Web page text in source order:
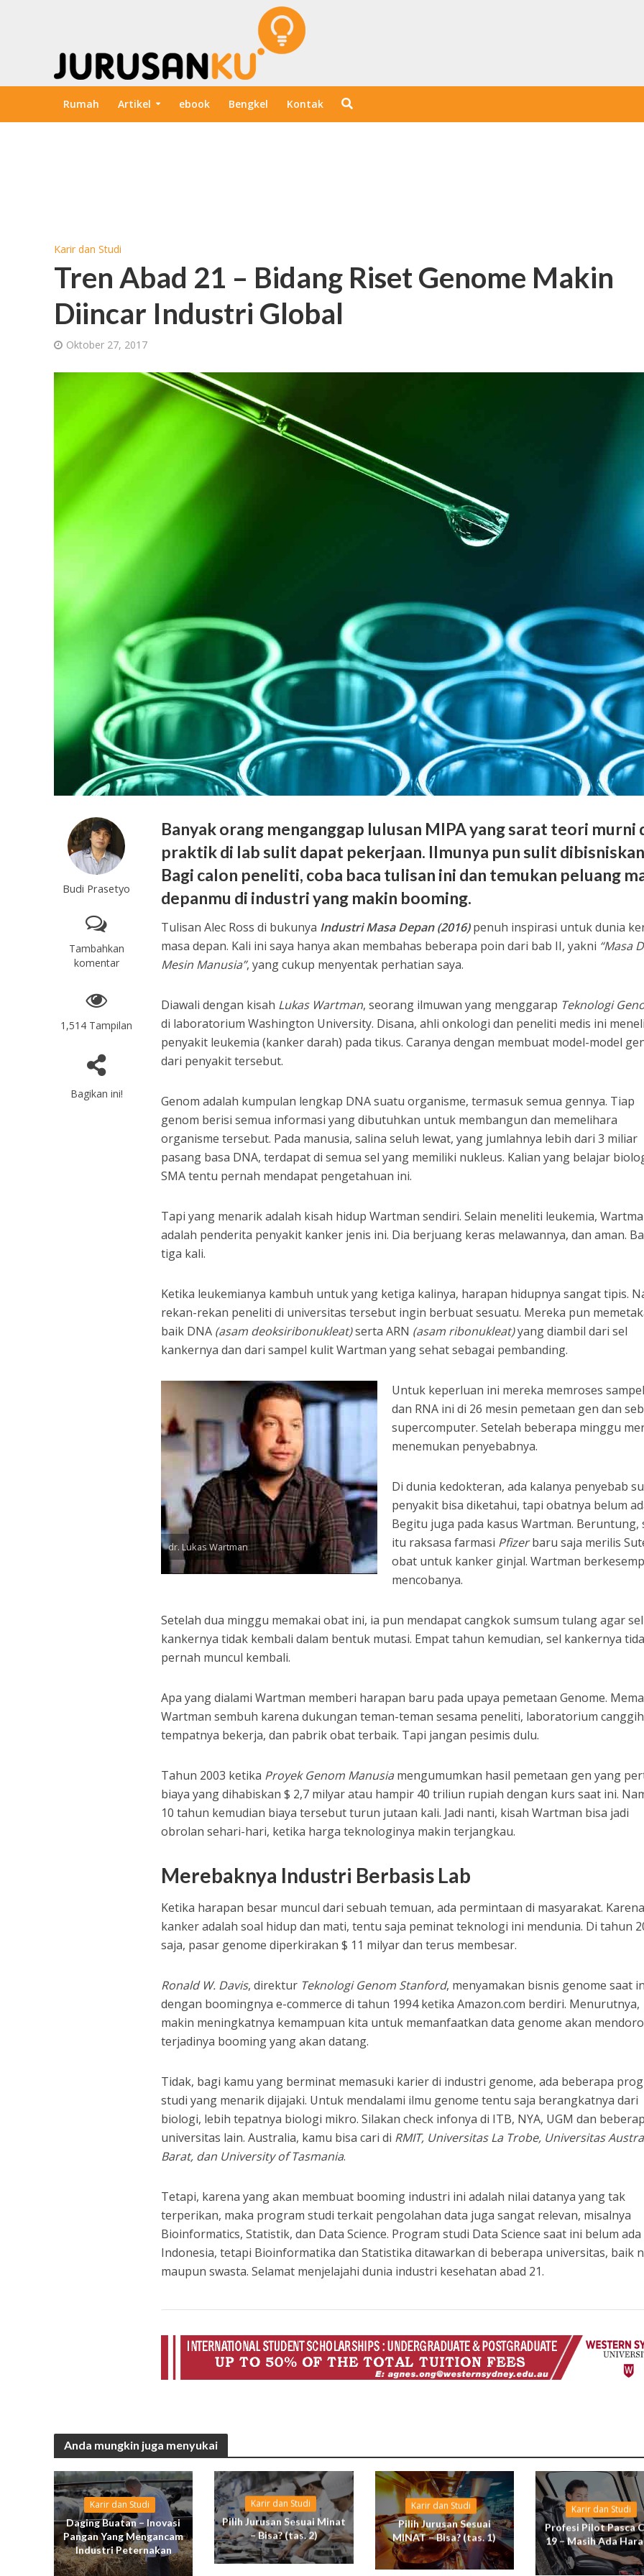
Rumah Artikel ebook Bengkel Kontak
Karir dan Studi
Tren Abad 21 – Bidang Riset Genome Makin
Diincar Industri Global
Oktober 27, 2017
Budi Prasetyo
Tambahkan
komentar
1,514 Tampilan
Bagikan ini!
Banyak orang menganggap lulusan MIPA yang sarat teori murni
praktik di lab sulit dapat pekerjaan. Ilmunya pun sulit
Bagi calon peneliti, coba baca tulisan ini dan temukan peluang
depanmu di industri yang makin booming.
Tulisan Alec Ross di bukunya Industri Masa Depan (2016)penuh inspirasi untuk dunia
masa depan. Kali ini saya hanya akan membahas beberapa poin dari bab II, yakni “Masa
Mesin Manusia”, yang cukup menyentak perhatian saya.
Diawali dengan kisah Lukas Wartman, seorang ilmuwan yang menggarap Teknologi
di laboratorium Washington University. Disana, ahli onkologi dan peneliti medis ini
penyakit leukemia (kanker darah) pada tikus. Caranya dengan membuat model-model
dari penyakit tersebut.
Genom adalah kumpulan lengkap DNA suatu organisme, termasuk semua gennya. Tiap
genom berisi semua informasi yang dibutuhkan untuk membangun dan memelihara
organisme tersebut. Pada manusia, salina seluh lewat, yang jumlahnya lebih dari 3 miliar
pasang basa DNA, terdapat di semua sel yang memiliki nukleus. Kalian yang belajar
SMA tentu pernah mendapat pengetahuan ini.
Tapi yang menarik adalah kisah hidup Wartman sendiri. Selain meneliti leukemia,
adalah penderita penyakit kanker jenis ini. Dia berjuang keras melawannya, dan aman.
tiga kali.
Ketika leukemianya kambuh untuk yang ketiga kalinya, harapan hidupnya sangat tipis.
rekan-rekan peneliti di universitas tersebut ingin berbuat sesuatu. Mereka pun
baik DNA (asam deoksiribonukleat)serta ARN (asam ribonukleat)yang diambil dari sel
kankernya dan dari sampel kulit Wartman yang sehat sebagai pembanding.
dr. Lukas Wartman
Untuk keperluan ini mereka memroses
dan RNA ini di 26 mesin pemetaan gen dan
supercomputer. Setelah beberapa minggu
menemukan penyebabnya.
Di dunia kedokteran, ada kalanya penyebab
penyakit bisa diketahui, tapi obatnya belum
Begitu juga pada kasus Wartman. Beruntung,
itu raksasa farmasi Pfizerbaru saja merilis
obat untuk kanker ginjal. Wartman
mencobanya.
Setelah dua minggu memakai obat ini, ia pun mendapat cangkok sumsum tulang agar sel
kankernya tidak kembali dalam bentuk mutasi. Empat tahun kemudian, sel kankernya
pernah muncul kembali.
Apa yang dialami Wartman memberi harapan baru pada upaya pemetaan Genome.
Wartman sembuh karena dukungan teman-teman sesama peneliti, laboratorium canggih
tempatnya bekerja, dan pabrik obat terbaik. Tapi jangan pesimis dulu.
Tahun 2003 ketika Proyek Genom Manusiamengumumkan hasil pemetaan gen yang
biaya yang dihabiskan $ 2,7 milyar atau hampir 40 triliun rupiah dengan kurs saat ini.
10 tahun kemudian biaya tersebut turun jutaan kali. Jadi nanti, kisah Wartman bisa jadi
obrolan sehari-hari, ketika harga teknologinya makin terjangkau.
Merebaknya Industri Berbasis Lab
Ketika harapan besar muncul dari sebuah temuan, ada permintaan di masyarakat. Karena
kanker adalah soal hidup dan mati, tentu saja peminat teknologi ini mendunia. Di tahun
saja, pasar genome diperkirakan $ 11 milyar dan terus membesar.
Ronald W. Davis, direktur Teknologi Genom Stanford, menyamakan bisnis genome saat
dengan boomingnya e-commerce di tahun 1994 ketika Amazon.com berdiri. Menurutnya,
makin meningkatnya kemampuan kita untuk memanfaatkan data genome akan
terjadinya booming yang akan datang.
Tidak, bagi kamu yang berminat memasuki karier di industri genome, ada beberapa
studi yang menarik dijajaki. Untuk mendalami ilmu genome tentu saja berangkatnya dari
biologi, lebih tepatnya biologi mikro. Silakan check infonya di ITB, NYA, UGM dan
universitas lain. Australia, kamu bisa cari di RMIT, Universitas La Trobe, Universitas
Barat, dan University of Tasmania.
Tetapi, karena yang akan membuat booming industri ini adalah nilai datanya yang tak
terperikan, maka program studi terkait pengolahan data juga sangat relevan, misalnya
Bioinformatics, Statistik, dan Data Science. Program studi Data Science saat ini belum ada
Indonesia, tetapi Bioinformatika dan Statistika ditawarkan di beberapa universitas, baik
maupun swasta. Selamat menjelajahi dunia industri kesehatan abad 21.
Anda mungkin juga menyukai
Karir dan Studi
Daging Buatan – Inovasi
Pangan Yang Mengancam
Industri Peternakan
Karir dan Studi
Pilih Jurusan Sesuai Minat
– Bisa? (tas. 2)
Karir dan Studi
Pilih Jurusan Sesuai
MINAT – Bisa? (tas. 1)
Karir dan Studi
Profesi Pilot Pasca
19 – Masih Ada